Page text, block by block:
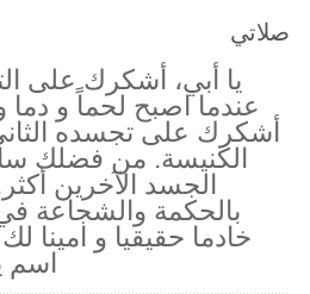
صلاتي
يا أبي، أشكرك على
عندما اصبح لحماً و
أشكرك على تجسده
الكنيسة. من فضلك
الجسد الآخرين
بالحكمة والشجاعة
خادما حقيقيا و امينا
اسم